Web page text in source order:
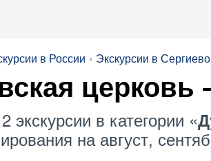
в России Экскурсии в
церковь
экскурсии в категории «
на август,